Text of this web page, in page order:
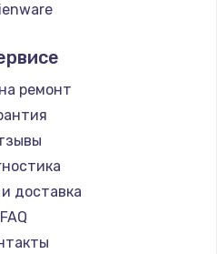
трубки
АОС
Ardor
iru
Army
ремонт
доставка
FAQ